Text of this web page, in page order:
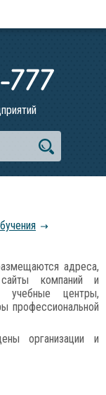
адреса,
сайты компаний и
учебные центры,
профессиональной
организации и